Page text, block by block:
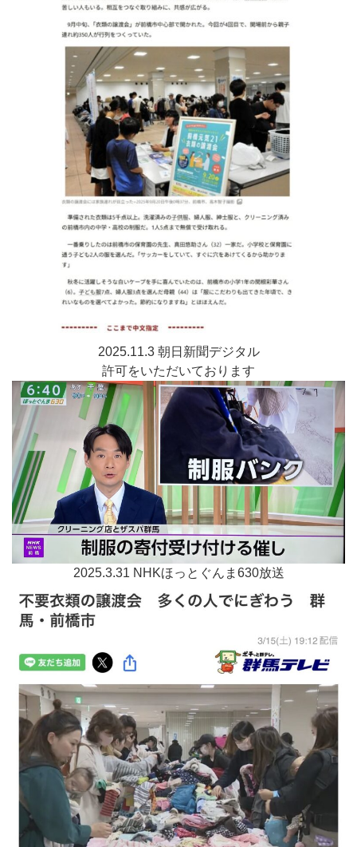
2025.11.3 朝日新聞デジタル
許可をいただいております
2025.3.31 NHKほっとぐんま630放送